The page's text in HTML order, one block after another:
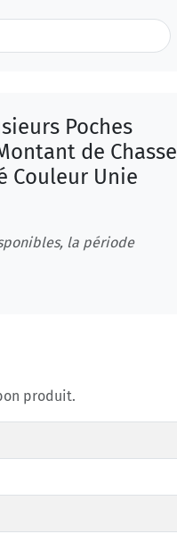
Poches
de Chasse
Couleur Unie
la période
produit.